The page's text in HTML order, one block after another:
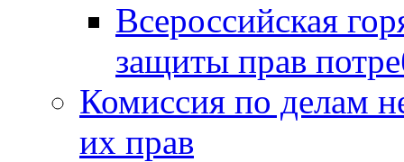
Всероссийская
защиты прав
Комиссия по делам
их прав